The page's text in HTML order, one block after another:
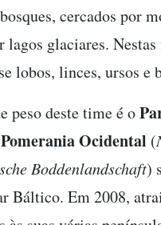
cercados por
lagos glaciares. Nestas
lobos, linces, ursos e
peso deste time é o
Ocidental (
Boddenlandschaft)
Báltico. Em 2008,